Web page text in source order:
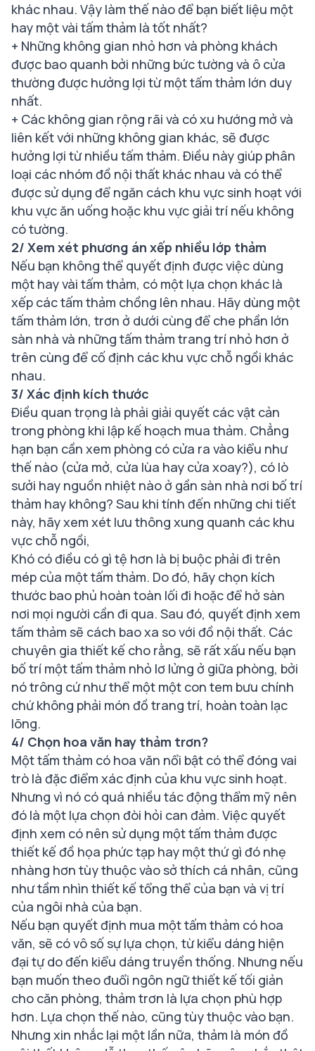
khác nhau. Vậy làm thế nào để bạn biết liệu một
hay một vài tấm thảm là tốt nhất?
+ Những không gian nhỏ hơn và phòng khách
được bao quanh bởi những bức tường và ô cửa
thường được hưởng lợi từ một tấm thảm lớn duy
nhất.
+ Các không gian rộng rãi và có xu hướng mở và
liên kết với những không gian khác, sẽ được
hưởng lợi từ nhiều tấm thảm. Điều này giúp phân
loại các nhóm đồ nội thất khác nhau và có thể
được sử dụng để ngăn cách khu vực sinh hoạt với
khu vực ăn uống hoặc khu vực giải trí nếu không
có tường.
2/ Xem xét phương án xếp nhiều lớp thảm
Nếu bạn không thể quyết định được việc dùng
một hay vài tấm thảm, có một lựa chọn khác là
xếp các tấm thảm chồng lên nhau. Hãy dùng một
tấm thảm lớn, trơn ở dưới cùng để che phần lớn
sàn nhà và những tấm thảm trang trí nhỏ hơn ở
trên cùng để cố định các khu vực chỗ ngồi khác
nhau.
3/ Xác định kích thước
Điều quan trọng là phải giải quyết các vật cản
trong phòng khi lập kế hoạch mua thảm. Chẳng
hạn bạn cần xem phòng có cửa ra vào kiểu như
thế nào (cửa mở, cửa lùa hay cửa xoay?), có lò
sưởi hay nguồn nhiệt nào ở gần sàn nhà nơi bố trí
thảm hay không? Sau khi tính đến những chi tiết
này, hãy xem xét lưu thông xung quanh các khu
vực chỗ ngồi,
Khó có điều có gì tệ hơn là bị buộc phải đi trên
mép của một tấm thảm. Do đó, hãy chọn kích
thước bao phủ hoàn toàn lối đi hoặc để hở sàn
nơi mọi người cần đi qua. Sau đó, quyết định xem
tấm thảm sẽ cách bao xa so với đồ nội thất. Các
chuyên gia thiết kế cho rằng, sẽ rất xấu nếu bạn
bố trí một tấm thảm nhỏ lơ lửng ở giữa phòng, bởi
nó trông cứ như thể một một con tem bưu chính
chứ không phải món đồ trang trí, hoàn toàn lạc
lõng.
4/ Chọn hoa văn hay thảm trơn?
Một tấm thảm có hoa văn nổi bật có thể đóng vai
trò là đặc điểm xác định của khu vực sinh hoạt.
Nhưng vì nó có quá nhiều tác động thẩm mỹ nên
đó là một lựa chọn đòi hỏi can đảm. Việc quyết
định xem có nên sử dụng một tấm thảm được
thiết kế đồ họa phức tạp hay một thứ gì đó nhẹ
nhàng hơn tùy thuộc vào sở thích cá nhân, cũng
như tầm nhìn thiết kế tổng thể của bạn và vị trí
của ngôi nhà của bạn.
Nếu bạn quyết định mua một tấm thảm có hoa
văn, sẽ có vô số sự lựa chọn, từ kiểu dáng hiện
đại tự do đến kiểu dáng truyền thống. Nhưng nếu
bạn muốn theo đuổi ngôn ngữ thiết kế tối giản
cho căn phòng, thảm trơn là lựa chọn phù hợp
hơn. Lựa chọn thế nào, cũng tùy thuộc vào bạn.
Nhưng xin nhắc lại một lần nữa, thảm là món đồ